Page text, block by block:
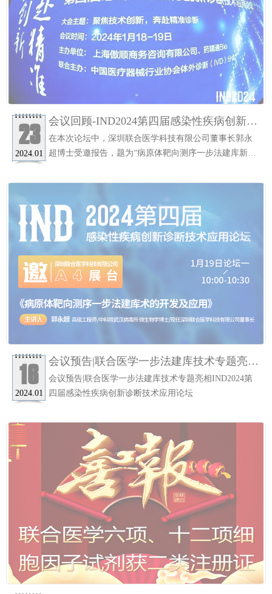
23
2024.01
会议回顾-IND2024第四届感染性疾病创新诊
断技术应用论坛
在本次论坛中，深圳联合医学科技有限公司董事长郭永
超博士受邀报告，题为“病原体靶向测序一步法建库新技
技术的开发及应用，展示了联合医学在感染性疾病检测
16
2024.01
会议预告|联合医学一步法建库技术专题亮相
IND2024第四届感染性疾病创新诊断技术应
用论坛
会议预告|联合医学一步法建库技术专题亮相IND2024第
四届感染性疾病创新诊断技术应用论坛